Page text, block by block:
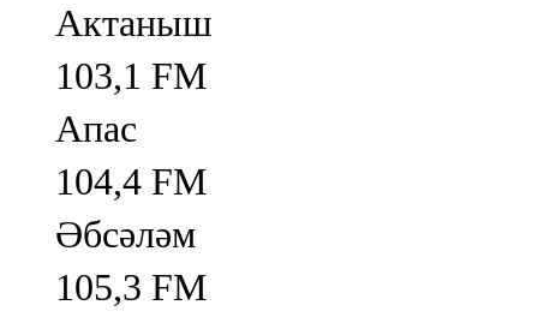
Актаныш
103,1 FM
Апас
104,4 FM
Әбсәләм
105,3 FM